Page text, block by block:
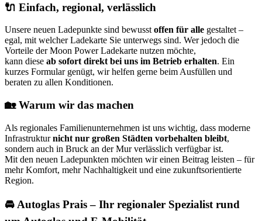
🔌 Einfach, regional, verlässlich
Unsere neuen Ladepunkte sind bewusst offen für alle gestaltet –
egal, mit welcher Ladekarte Sie unterwegs sind. Wer jedoch die
Vorteile der Moon Power Ladekarte nutzen möchte,
kann diese ab sofort direkt bei uns im Betrieb erhalten. Ein
kurzes Formular genügt, wir helfen gerne beim Ausfüllen und
beraten zu allen Konditionen.
🏡 Warum wir das machen
Als regionales Familienunternehmen ist uns wichtig, dass moderne
Infrastrukturnicht nur großen Städten vorbehalten bleibt,
sondern auch in Bruck an der Mur verlässlich verfügbar ist.
Mit den neuen Ladepunkten möchten wir einen Beitrag leisten – für
mehr Komfort, mehr Nachhaltigkeit und eine zukunftsorientierte
Region.
🚘 Autoglas Prais – Ihr regionaler Spezialist rund